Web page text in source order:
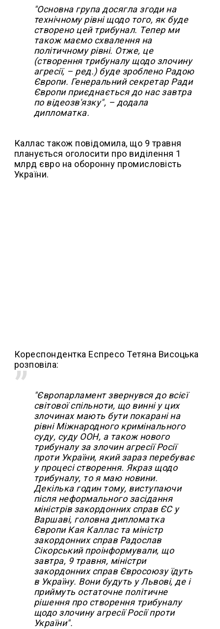
"Основна група досягла згоди на
технічному рівні щодо того, як буде
створено цей трибунал. Тепер ми
також маємо схвалення на
політичному рівні. Отже, це
(створення трибуналу щодо злочину
агресії, – ред.) буде зроблено Радою
Європи. Генеральний секретар Ради
Європи приєднається до нас завтра
по відеозв'язку", – додала
дипломатка.
Каллас також повідомила, що 9 травня
планується оголосити про виділення 1
млрд євро на оборонну промисловість
України.
Кореспондентка Еспресо Тетяна Висоцька
розповіла:
"Європарламент звернувся до всієї
світової спільноти, що винні у цих
злочинах мають бути покарані на
рівні Міжнародного кримінального
суду, суду ООН, а також нового
трибуналу за злочин агресії Росії
проти України, який зараз перебуває
у процесі створення. Якраз щодо
трибуналу, то я маю новини.
Декілька годин тому, виступаючи
після неформального засідання
міністрів закордонних справ ЄС у
Варшаві, головна дипломатка
Європи Кая Каллас та міністр
закордонних справ Радослав
Сікорський проінформували, що
завтра, 9 травня, міністри
закордонних справ Євросоюзу їдуть
в Україну. Вони будуть у Львові, де і
приймуть остаточне політичне
рішення про створення трибуналу
щодо злочину агресії Росії проти
України".